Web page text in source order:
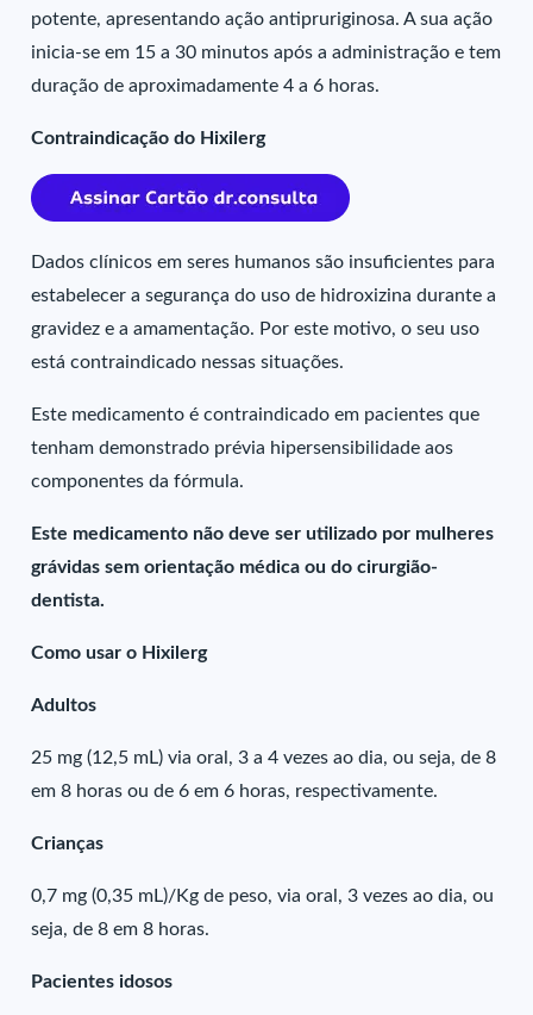
potente, apresentando ação antipruriginosa. A sua ação
inicia-se em 15 a 30 minutos após a administração e tem
duração de aproximadamente 4 a 6 horas.
Contraindicação do Hixilerg
Dados clínicos em seres humanos são insuficientes para
estabelecer a segurança do uso de hidroxizina durante a
gravidez e a amamentação. Por este motivo, o seu uso
está contraindicado nessas situações.
Este medicamento é contraindicado em pacientes que
tenham demonstrado prévia hipersensibilidade aos
componentes da fórmula.
Este medicamento não deve ser utilizado por mulheres
grávidas sem orientação médica ou do cirurgião-
dentista.
Como usar o Hixilerg
Adultos
25 mg (12,5 mL) via oral, 3 a 4 vezes ao dia, ou seja, de 8
em 8 horas ou de 6 em 6 horas, respectivamente.
Crianças
0,7 mg (0,35 mL)/Kg de peso, via oral, 3 vezes ao dia, ou
seja, de 8 em 8 horas.
Pacientes idosos